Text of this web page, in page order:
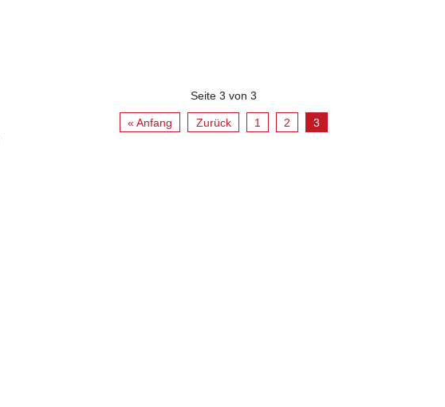
Seite 3 von 3
« Anfang Zurück 1 2 3